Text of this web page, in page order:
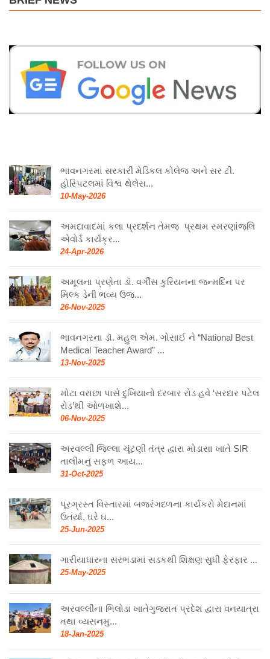
ભાવનગરમાં સરકારી મેડિકલ કોલેજ અને સર ટી.
હોસ્પિટલમાં વિશ્વ થેલેસ...
10-May-2026
અમદાવાદમાં કલા પ્રદર્શન તેમજ પ્રથમ સ્મરણાંજલિ
એવોર્ડ કાર્યક્ર...
24-Apr-2026
અમૂલના પ્રણેતા ડૉ. વર્ગીસ કુરિયનના જન્મદિન પર
મિલ્ક ડેની ભવ્ય ઉજ...
26-Nov-2025
ભાવનગરના ડૉ. મહુલ એમ. ગોસાઈ ને “National Best
Medical Teacher Award” ...
13-Nov-2025
મોટા વરાછા પાસે દુખિયાનો દરબાર રોડ હવે ‘સરદાર પટેલ
રોડ’થી ઓળખાશે...
06-Nov-2025
અરવલ્લી જિલ્લા ચૂંટણી તંત્ર દ્વારા મોડાસા ખાતે SIR
તાલીમનું સફળ આય...
31-Oct-2025
પૂરગ્રસ્ત વિસ્તારમાં બજરંગદળના કાર્યકરો મેદાનમાં
ઉતર્યા, ઘરે ઘ...
25-Jun-2025
ગારીયાધારના સરંભડામાં સડકથી શિક્ષણ સુધી ફેરફાર ...
25-May-2025
અરવલ્લીના ભિલોડા ખાતેગુજરાત પ્રદેશ દ્વારા વનયાત્રા
તથા વ્યસનમુ...
18-Jan-2025